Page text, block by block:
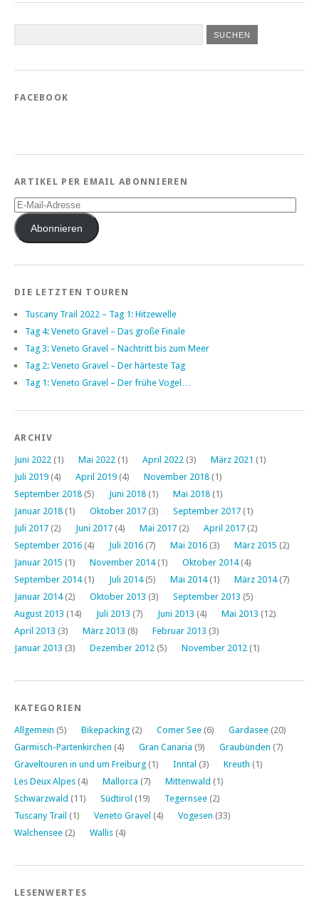
FACEBOOK
ARTIKEL PER EMAIL ABONNIEREN
E-
Mail-
AdresseAbonnieren
DIE LETZTEN TOUREN
Tuscany Trail 2022 – Tag 1: Hitzewelle
Tag 4: Veneto Gravel – Das große Finale
Tag 3: Veneto Gravel – Nachtritt bis zum Meer
Tag 2: Veneto Gravel – Der härteste Tag
Tag 1: Veneto Gravel – Der frühe Vogel…
ARCHIV
Juni 2022 (1) Mai 2022 (1) April 2022 (3) März 2021 (1)
Juli 2019 (4) April 2019 (4) November 2018 (1)
September 2018 (5) Juni 2018 (1) Mai 2018 (1)
Januar 2018 (1) Oktober 2017 (3) September 2017 (1)
Juli 2017 (2) Juni 2017 (4) Mai 2017 (2) April 2017 (2)
September 2016 (4) Juli 2016 (7) Mai 2016 (3) März 2015 (2)
Januar 2015 (1) November 2014(1) Oktober 2014(4)
September 2014(1) Juli 2014(5) Mai 2014(1) März 2014(7)
Januar 2014(2) Oktober 2013 (3) September 2013 (5)
August 2013 (14) Juli 2013 (7) Juni 2013 (4) Mai 2013 (12)
April 2013 (3) März 2013 (8) Februar 2013 (3)
Januar 2013 (3) Dezember 2012 (5) November 2012 (1)
KATEGORIEN
Allgemein (5) Bikepacking (2) Comer See (6) Gardasee (20)
Garmisch-Partenkirchen (4) Gran Canaria (9) Graubünden (7)
Graveltouren in und um Freiburg (1) Inntal (3) Kreuth (1)
Les Deux Alpes (4) Mallorca (7) Mittenwald (1)
Schwarzwald (11) Südtirol (19) Tegernsee (2)
Tuscany Trail (1) Veneto Gravel (4) Vogesen (33)
Walchensee (2) Wallis (4)
LESENWERTES